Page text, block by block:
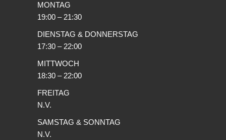
MONTAG
19:00 – 21:30
DIENSTAG & DONNERSTAG
17:30 – 22:00
MITTWOCH
18:30 – 22:00
FREITAG
N.V.
SAMSTAG & SONNTAG
N.V.